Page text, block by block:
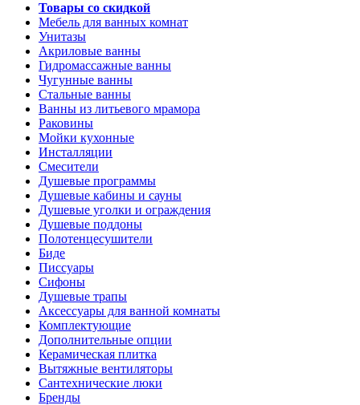
Товары со скидкой
Мебель для ванных комнат
Унитазы
Акриловые ванны
Гидромассажные ванны
Чугунные ванны
Стальные ванны
Ванны из литьевого мрамора
Раковины
Мойки кухонные
Инсталляции
Смесители
Душевые программы
Душевые кабины и сауны
Душевые уголки и ограждения
Душевые поддоны
Полотенцесушители
Биде
Писсуары
Сифоны
Душевые трапы
Аксессуары для ванной комнаты
Комплектующие
Дополнительные опции
Керамическая плитка
Вытяжные вентиляторы
Сантехнические люки
Бренды